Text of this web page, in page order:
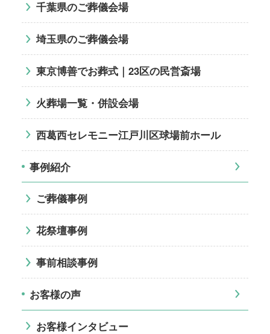
千葉県のご葬儀会場
埼玉県のご葬儀会場
東京博善でお葬式｜23区の民営斎場
火葬場一覧・併設会場
西葛西セレモニー江戸川区球場前ホール
事例紹介
ご葬儀事例
花祭壇事例
事前相談事例
お客様の声
お客様インタビュー